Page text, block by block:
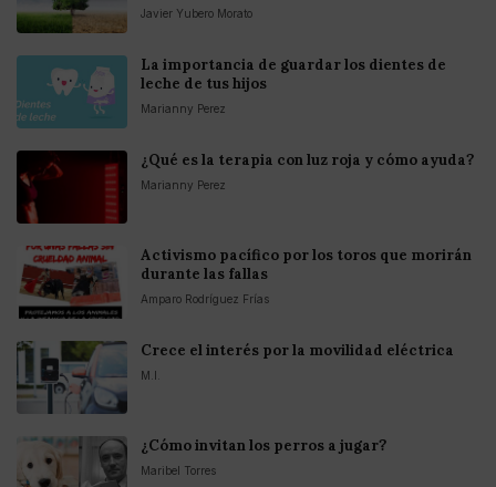
Javier Yubero Morato
La importancia de guardar los dientes de
leche de tus hijos
Marianny Perez
¿Qué es la terapia con luz roja y cómo ayuda?
Marianny Perez
Activismo pacífico por los toros que morirán
durante las fallas
Amparo Rodríguez Frías
Crece el interés por la movilidad eléctrica
M.I.
¿Cómo invitan los perros a jugar?
Maribel Torres